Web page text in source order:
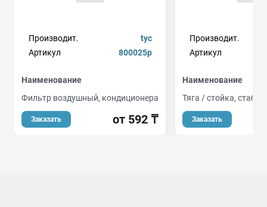
Производит.
tyc
Артикул
800025p
Наименование
Фильтр воздушный, кондиционера
Заказать от 592 ₸
Производит.
Артикул
Наименование
Тяга / стойка,
Заказать